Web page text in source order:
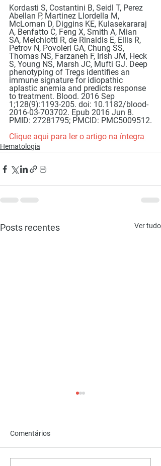
Kordasti S, Costantini B, Seidl T, Perez
Abellan P, Martinez Llordella M,
McLornan D, Diggins KE, Kulasekararaj
A, Benfatto C, Feng X, Smith A, Mian
SA, Melchiotti R, de Rinaldis E, Ellis R,
Petrov N, Povoleri GA, Chung SS,
Thomas NS, Farzaneh F, Irish JM, Heck
S, Young NS, Marsh JC, Mufti GJ. Deep
phenotyping of Tregs identifies an
immune signature for idiopathic
aplastic anemia and predicts response
to treatment. Blood. 2016 Sep
1;128(9):1193-205. doi: 10.1182/blood-
2016-03-703702. Epub 2016 Jun 8.
PMID: 27281795; PMCID: PMC5009512.
Clique aqui para ler o artigo na íntegra
Hematologia
Posts recentes Ver tudo
Comentários